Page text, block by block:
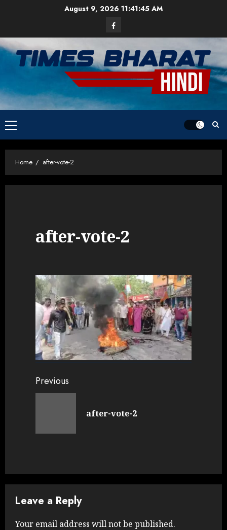
August 9, 2026 11:41:45 AM
Facebook
Primary
Menu
Home after-vote-2
after-vote-2
Continue
Reading
Previous
after-vote-2
Leave a Reply
Your email address will not be published.